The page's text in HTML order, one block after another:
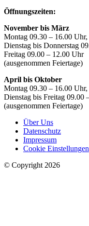
Öffnungszeiten:
November bis März
Montag 09.30 – 16.00 Uhr,
Dienstag bis Donnerstag
Freitag 09.00 – 12.00 Uhr
(ausgenommen Feiertage)
April bis Oktober
Montag 09.30 – 16.00 Uhr,
Dienstag bis Freitag 09.00
(ausgenommen Feiertage)
Über Uns
Datenschutz
Impressum
Cookie Einstellungen
© Copyright 2026